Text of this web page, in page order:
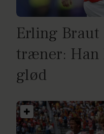
Erling Braut
træner: Han
glød